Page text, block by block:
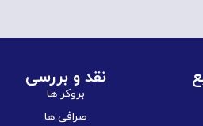
نقد و بررسی
بروکر ها
صرافی ها